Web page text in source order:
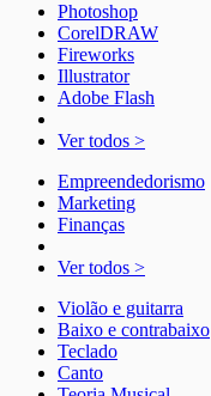
Photoshop
CorelDRAW
Fireworks
Illustrator
Adobe Flash
Ver todos >
Empreendedorismo
Marketing
Finanças
Ver todos >
Violão e guitarra
Baixo e contrabaixo
Teclado
Canto